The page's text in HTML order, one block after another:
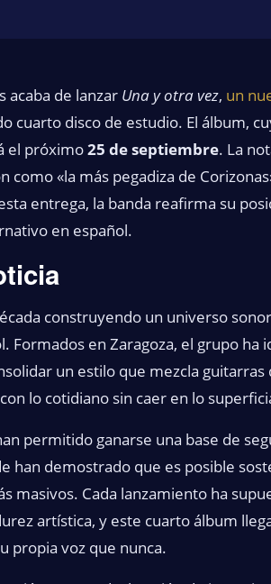
acaba de lanzar Una y otra vez, un
cuarto disco de estudio. El álbum,
el próximo25 de septiembre. La
como «la más pegadiza de
entrega, la banda reafirma su
en español.
construyendo un universo
Formados en Zaragoza, el grupo ha
un estilo que mezcla
lo cotidiano sin caer en lo
permitido ganarse una base de
han demostrado que es posible
masivos. Cada lanzamiento ha
artística, y este cuarto álbum
propia voz que nunca.